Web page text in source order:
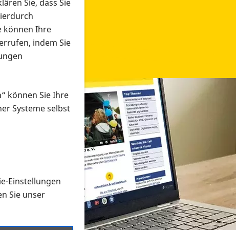
verschiedenen Formaten an
suchen und dieses bestellen bzw. herunterladen
Sie, dass Sie
können Ihre
indem Sie
können Sie Ihre
Systeme selbst
Einstellungen
Sie unser